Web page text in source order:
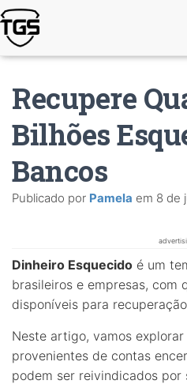
Recupere
Bilhões
Bancos
Publicado por Pamela em 8 de
Dinheiro Esquecido é um
brasileiros e empresas, com
disponíveis para
Neste artigo, vamos
provenientes de contas
podem ser reivindicados por